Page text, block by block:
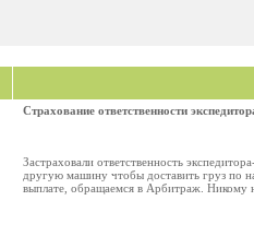
Страхование ответственности
Застраховали ответственность
другую машину чтобы доставить груз по
выплате, обращаемся в Арбитраж. Никому